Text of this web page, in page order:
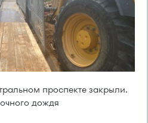
проспекте закрыли.
дождя